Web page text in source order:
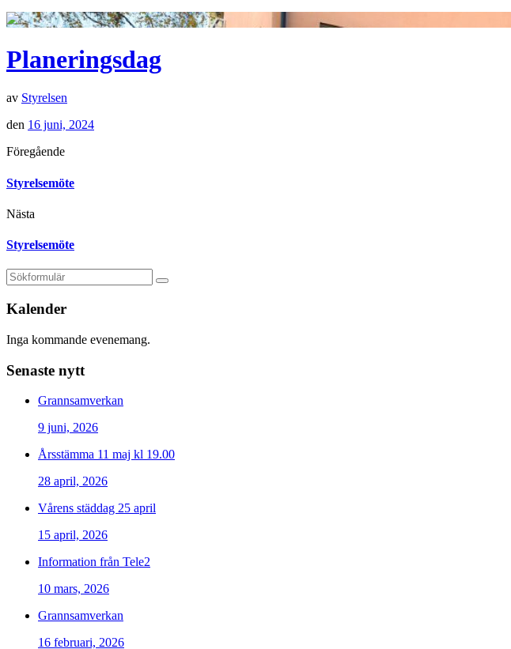
Planeringsdag
av Styrelsen
den 16 juni, 2024
Föregående
Styrelsemöte
Nästa
Styrelsemöte
Kalender
Inga kommande evenemang.
Senaste nytt
Grannsamverkan
9 juni, 2026
Årsstämma 11 maj kl 19.00
28 april, 2026
Vårens städdag 25 april
15 april, 2026
Information från Tele2
10 mars, 2026
Grannsamverkan
16 februari, 2026